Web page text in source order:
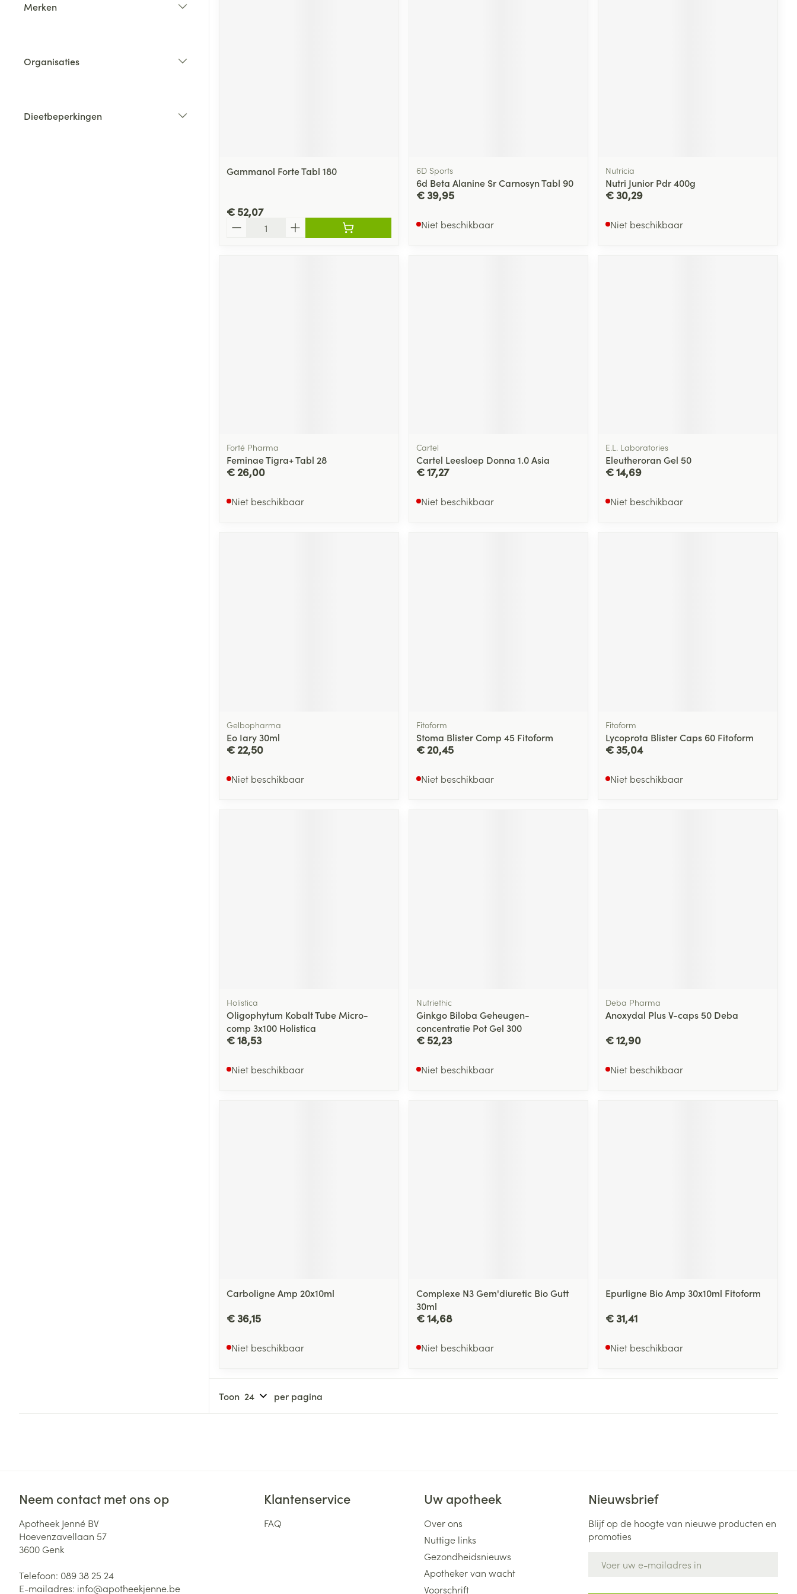
Merken
Organisaties
Dieetbeperkingen
Gammanol Forte Tabl 180
€ 52,07
6D Sports
6d Beta Alanine Sr Carnosyn Tabl 90
€ 39,95
Niet beschikbaar
Nutricia
Nutri Junior Pdr 400g
€ 30,29
Niet beschikbaar
Forté Pharma
Feminae Tigra+ Tabl 28
€ 26,00
Niet beschikbaar
Cartel
Cartel Leesloep Donna 1.0 Asia
€ 17,27
Niet beschikbaar
E.L. Laboratories
Eleutheroran Gel 50
€ 14,69
Niet beschikbaar
Gelbopharma
Eo Iary 30ml
€ 22,50
Niet beschikbaar
Fitoform
Stoma Blister Comp 45 Fitoform
€ 20,45
Niet beschikbaar
Fitoform
Lycoprota Blister Caps 60 Fitoform
€ 35,04
Niet beschikbaar
Holistica
Oligophytum Kobalt Tube Micro-
comp 3x100 Holistica
€ 18,53
Niet beschikbaar
Nutriethic
Ginkgo Biloba Geheugen-
concentratie Pot Gel 300
€ 52,23
Niet beschikbaar
Deba Pharma
Anoxydal Plus V-caps 50 Deba
€ 12,90
Niet beschikbaar
Carboligne Amp 20x10ml
€ 36,15
Niet beschikbaar
Complexe N3 Gem'diuretic Bio Gutt
30ml
€ 14,68
Niet beschikbaar
Epurligne Bio Amp 30x10ml Fitoform
€ 31,41
Niet beschikbaar
Toon per pagina
Neem contact met ons op
Apotheek Jenné BV
Hoevenzavellaan 57
3600 Genk
Telefoon: 089 38 25 24
E-mailadres: info@apotheekjenne.be
Klantenservice
FAQ
Uw apotheek
Over ons
Nuttige links
Gezondheidsnieuws
Apotheker van wacht
Voorschrift
Nieuwsbrief
Blijf op de hoogte van nieuwe producten en
promoties